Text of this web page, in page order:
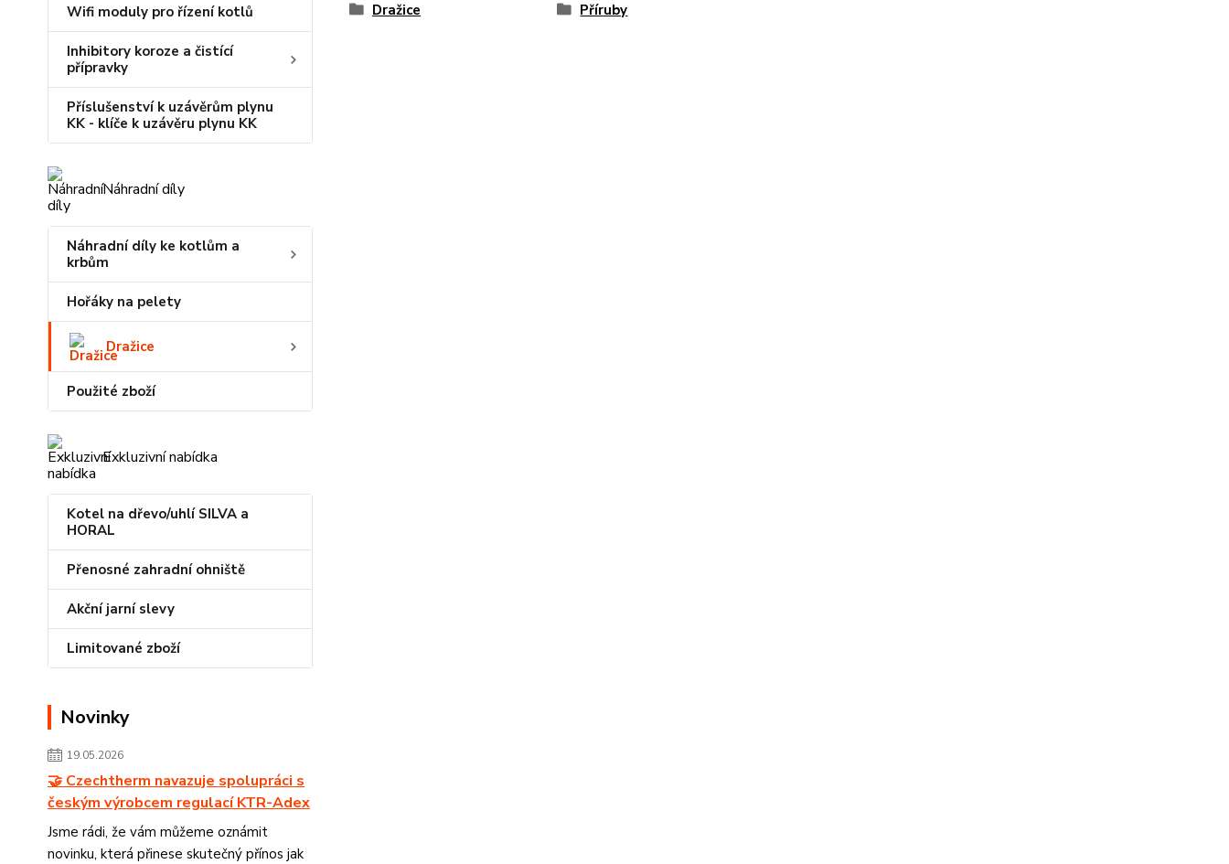
Wifi moduly pro řízení kotlů
Inhibitory koroze a čistící
přípravky
Příslušenství k uzávěrům plynu
KK - klíče k uzávěru plynu KK
Náhradní díly
Náhradní díly ke kotlům a
krbům
Hořáky na pelety
Dražice
Použité zboží
Exkluzivní nabídka
Kotel na dřevo/uhlí SILVA a
HORAL
Přenosné zahradní ohniště
Akční jarní slevy
Limitované zboží
Novinky
19.05.2026
🤝 Czechtherm navazuje spolupráci s
českým výrobcem regulací KTR-Adex
Jsme rádi, že vám můžeme oznámit
novinku, která přinese skutečný přínos jak
Dražice Příruby